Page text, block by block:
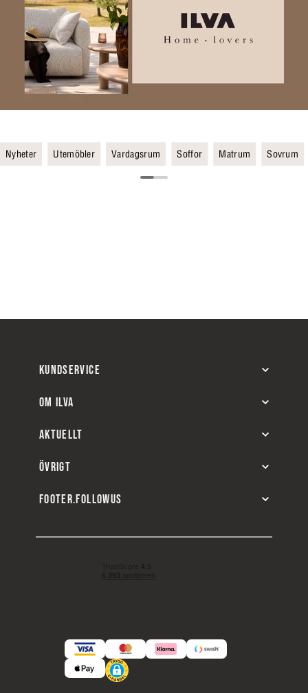
Nyheter Utemöbler Vardagsrum Soffor Matrum Sovrum
KUNDSERVICE
OM ILVA
AKTUELLT
ÖVRIGT
FOOTER.FOLLOWUS